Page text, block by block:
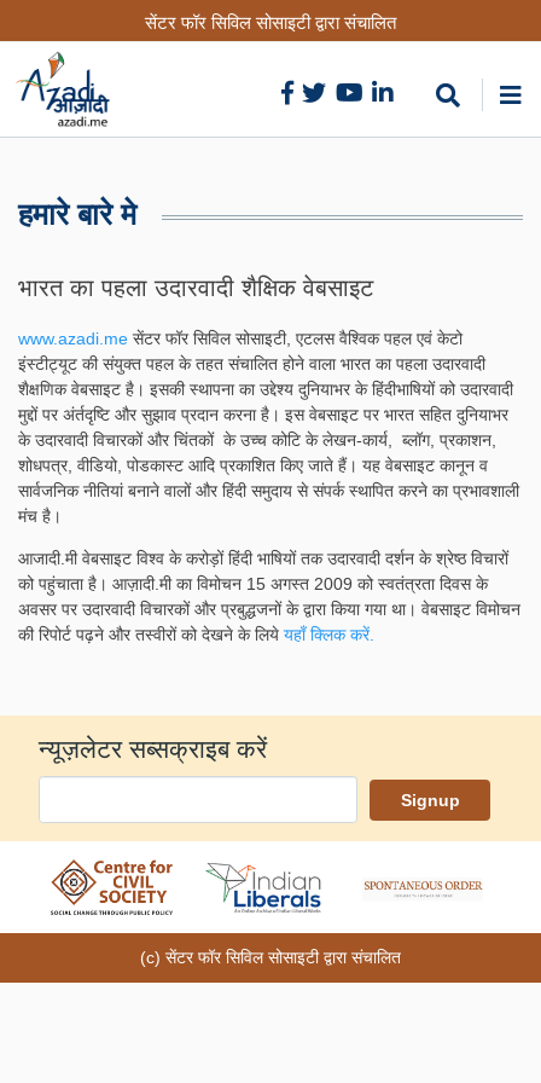
to
content
सेंटर फॉर सिविल सोसाइटी द्वारा संचालित
हमारे बारे मे
भारत का पहला उदारवादी शैक्षिक वेबसाइट
www.azadi.me सेंटर फॉर सिविल सोसाइटी, एटलस वैश्विक पहल एवं केटो
इंस्टीट्यूट की संयुक्त पहल के तहत संचालित होने वाला भारत का पहला उदारवादी
शैक्षणिक वेबसाइट है। इसकी स्थापना का उद्देश्य दुनियाभर के हिंदीभाषियों को उदारवादी
मुद्दों पर अंर्तदृष्टि और सुझाव प्रदान करना है। इस वेबसाइट पर भारत सहित दुनियाभर
के उदारवादी विचारकों और चिंतकों के उच्च कोटि के लेखन-कार्य, ब्लॉग, प्रकाशन,
शोधपत्र, वीडियो, पोडकास्ट आदि प्रकाशित किए जाते हैं। यह वेबसाइट कानून व
सार्वजनिक नीतियां बनाने वालों और हिंदी समुदाय से संपर्क स्थापित करने का प्रभावशाली
मंच है।
आजादी.मी वेबसाइट विश्व के करोड़ों हिंदी भाषियों तक उदारवादी दर्शन के श्रेष्ठ विचारों
को पहुंचाता है। आज़ादी.मी का विमोचन 15 अगस्त 2009 को स्वतंत्रता दिवस के
अवसर पर उदारवादी विचारकों और प्रबुद्धजनों के द्वारा किया गया था। वेबसाइट विमोचन
की रिपोर्ट पढ़ने और तस्वीरों को देखने के लिये यहाँ क्लिक करें.
न्यूज़लेटर सब्सक्राइब करें
(c) सेंटर फॉर सिविल सोसाइटी द्वारा संचालित